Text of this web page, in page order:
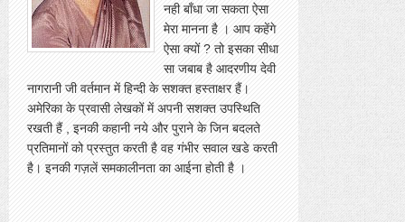
नही बाँधा जा सकता ऐसा
मेरा मानना है । आप कहेंगे
ऐसा क्यों ? तो इसका सीधा
सा जबाब है आदरणीय देवी
नागरानी जी वर्तमान में हिन्दी के सशक्त हस्ताक्षर हैं।
अमेरिका के प्रवासी लेखकों में अपनी सशक्त उपस्थिति
रखती हैं , इनकी कहानी नये और पुराने के जिन बदलते
प्रतिमानों को प्रस्तुत करती है वह गंभीर सवाल खडे करती
है। इनकी गज़लें समकालीनता का आईना होती है ।